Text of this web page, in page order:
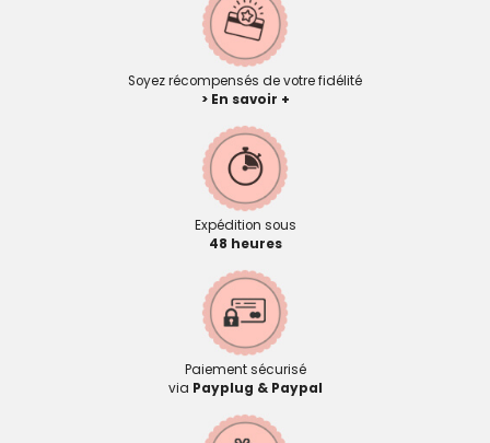
Soyez récompensés de votre fidélité
> En savoir +
Expédition sous
48 heures
Paiement sécurisé
via Payplug & Paypal